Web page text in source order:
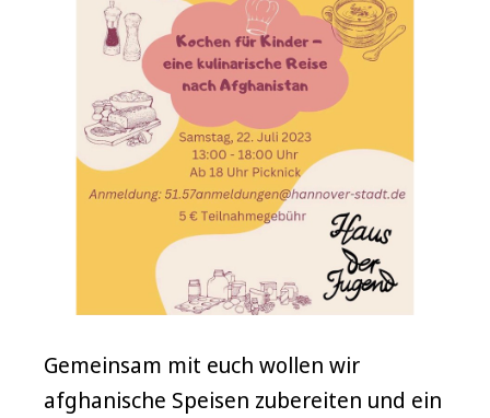
Gemeinsam mit euch wollen wir
afghanische Speisen zubereiten und ein